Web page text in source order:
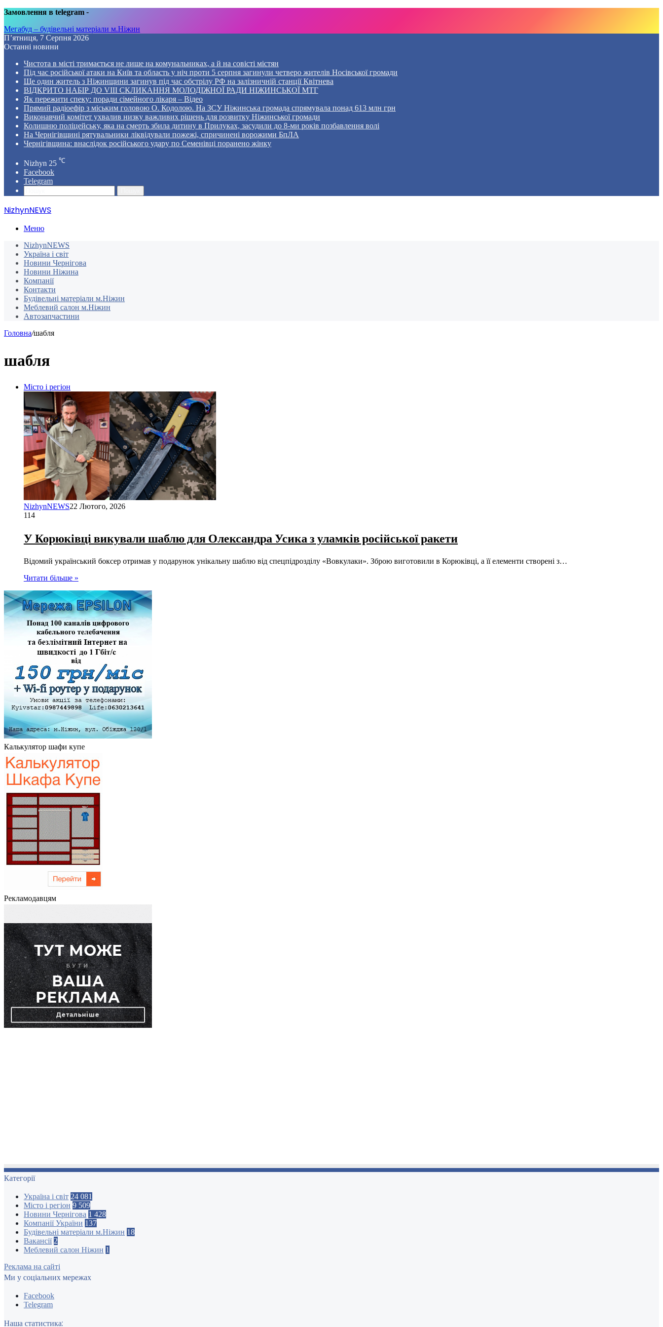
Замовлення в telegram -
Мегабуд – будівельні матеріали м.Ніжин
П’ятниця, 7 Серпня 2026
Останні новини
Чистота в місті тримається не лише на комунальниках, а й на совісті містян
Під час російської атаки на Київ та область у ніч проти 5 серпня загинули четверо жителів Носівської громади
Ще один житель з Ніжинщини загинув під час обстрілу РФ на залізничній станції Квітнева
ВІДКРИТО НАБІР ДО VIII СКЛИКАННЯ МОЛОДІЖНОЇ РАДИ НІЖИНСЬКОЇ МТГ
Як пережити спеку: поради сімейного лікаря – Відео
Прямий радіоефір з міським головою О. Кодолою. На ЗСУ Ніжинська громада спрямувала понад 613 млн грн
Виконавчий комітет ухвалив низку важливих рішень для розвитку Ніжинської громади
Колишню поліцейську, яка на смерть збила дитину в Прилуках, засудили до 8-ми років позбавлення волі
На Чернігівщині рятувальники ліквідували пожежі, спричинені ворожими БпЛА
Чернігівщина: внаслідок російського удару по Семенівці поранено жінку
Nizhyn 25 ℃
Facebook
Telegram
NizhynNEWS
Меню
NizhynNEWS
Україна і світ
Новини Чернігова
Новини Ніжина
Компанії
Контакти
Будівельні матеріали м.Ніжин
Меблевий салон м.Ніжин
Автозапчастини
Головна/шабля
шабля
Місто і регіон
NizhynNEWS22 Лютого, 2026
114
У Корюківці викували шаблю для Олександра Усика з уламків російської ракети
Відомий український боксер отримав у подарунок унікальну шаблю від спецпідрозділу «Вовкулаки». Зброю виготовили в Корюківці, а її елементи створені з…
Читати більше »
Калькулятор шафи купе
Рекламодавцям
Категорії
Україна і світ 24 081
Місто і регіон 9 509
Новини Чернігова 1 428
Компанії України 137
Будівельні матеріали м.Ніжин 18
Вакансії 2
Меблевий салон Ніжин 1
Реклама на сайті
Ми у соціальних мережах
Facebook
Telegram
Наша статистика: